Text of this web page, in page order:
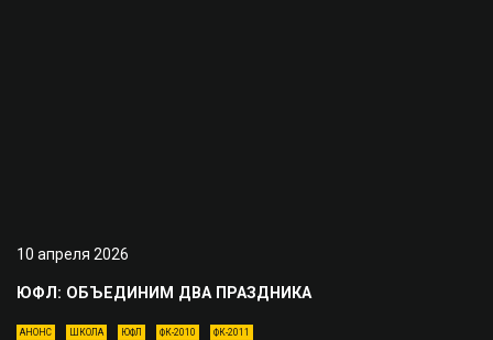
10 апреля 2026
ЮФЛ: ОБЪЕДИНИМ ДВА ПРАЗДНИКА
АНОНС ШКОЛА ЮФЛ ФК-2010 ФК-2011